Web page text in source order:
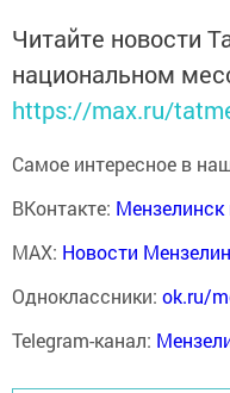
Читайте новости
национальном
https://max.ru/
Самое интересное в
ВКонтакте:
MAX: Новости
Одноклассники: ok.ru/
Telegram-канал: